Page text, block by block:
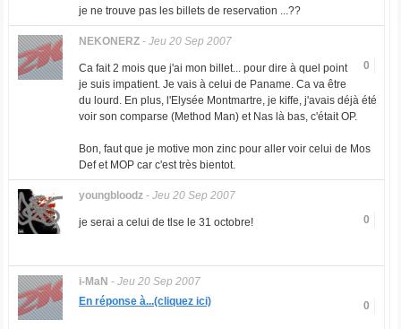
je ne trouve pas les billets de reservation ...??
NEKONERZ- Jeu 20 Sep 2007
0
Ca fait 2 mois que j'ai mon billet... pour dire à quel point
je suis impatient. Je vais à celui de Paname. Ca va être
du lourd. En plus, l'Elysée Montmartre, je kiffe, j'avais déjà été
voir son comparse (Method Man) et Nas là bas, c'était OP.
Bon, faut que je motive mon zinc pour aller voir celui de Mos
Def et MOP car c'est très bientot.
youngbloodz- Jeu 20 Sep 2007
0
je serai a celui de tlse le 31 octobre!
i-MaN - Jeu 20 Sep 2007
0
En réponse à...(cliquez ici)